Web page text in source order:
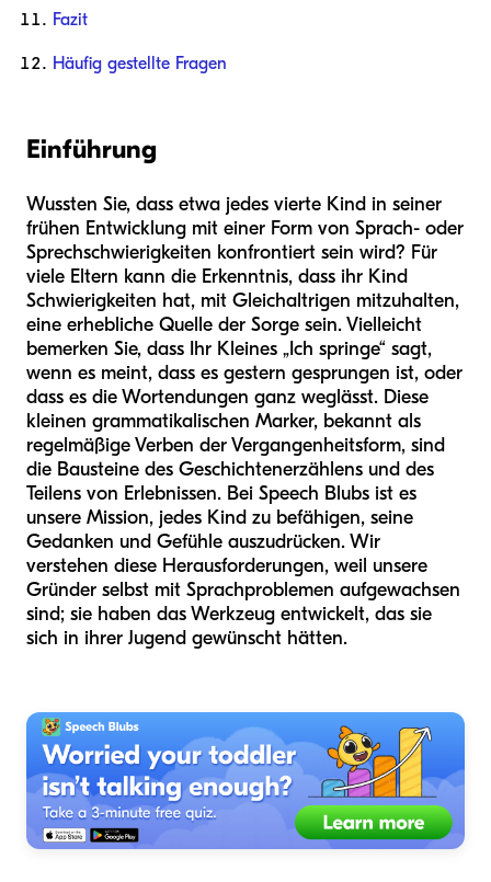
Fazit
Häufig gestellte Fragen
Einführung
Wussten Sie, dass etwa jedes vierte Kind in seiner
frühen Entwicklung mit einer Form von Sprach- oder
Sprechschwierigkeiten konfrontiert sein wird? Für
viele Eltern kann die Erkenntnis, dass ihr Kind
Schwierigkeiten hat, mit Gleichaltrigen mitzuhalten,
eine erhebliche Quelle der Sorge sein. Vielleicht
bemerken Sie, dass Ihr Kleines „Ich springe“ sagt,
wenn es meint, dass es gestern gesprungen ist, oder
dass es die Wortendungen ganz weglässt. Diese
kleinen grammatikalischen Marker, bekannt als
regelmäßige Verben der Vergangenheitsform, sind
die Bausteine des Geschichtenerzählens und des
Teilens von Erlebnissen. Bei Speech Blubs ist es
unsere Mission, jedes Kind zu befähigen, seine
Gedanken und Gefühle auszudrücken. Wir
verstehen diese Herausforderungen, weil unsere
Gründer selbst mit Sprachproblemen aufgewachsen
sind; sie haben das Werkzeug entwickelt, das sie
sich in ihrer Jugend gewünscht hätten.